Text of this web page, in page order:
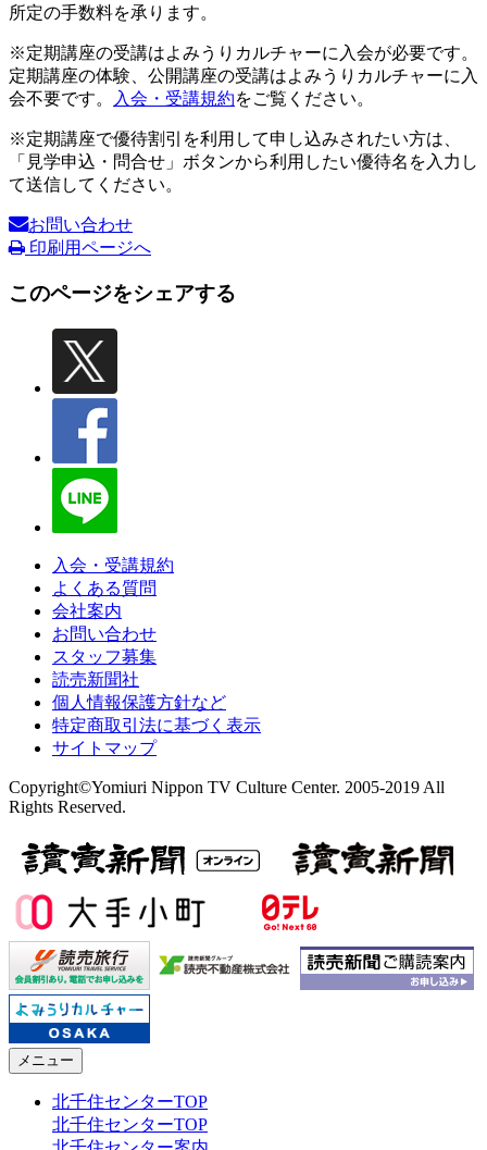
所定の手数料を承ります。
※定期講座の受講はよみうりカルチャーに入会が必要です。
定期講座の体験、公開講座の受講はよみうりカルチャーに入
会不要です。
入会・受講規約をご覧ください。
※定期講座で優待割引を利用して申し込みされたい方は、
「見学申込・問合せ」ボタンから利用したい優待名を入力し
て送信してください。
お問い合わせ
印刷用ページへ
このページをシェアする
入会・受講規約
よくある質問
会社案内
お問い合わせ
スタッフ募集
読売新聞社
個人情報保護方針など
特定商取引法に基づく表示
サイトマップ
Copyright©Yomiuri Nippon TV Culture Center. 2005-2019 All
Rights Reserved.
メニュー
北千住センターTOP
北千住センターTOP